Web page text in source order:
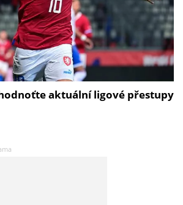
aktuální ligové přestupy